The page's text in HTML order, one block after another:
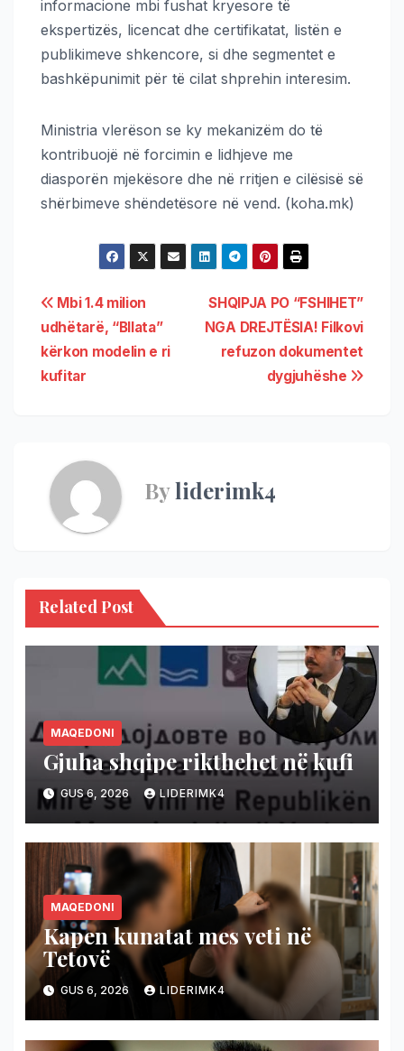
informacione mbi fushat kryesore të
ekspertizës, licencat dhe certifikatat, listën e
publikimeve shkencore, si dhe segmentet e
bashkëpunimit për të cilat shprehin interesim.
Ministria vlerëson se ky mekanizëm do të
kontribuojë në forcimin e lidhjeve me
diasporën mjekësore dhe në rritjen e cilësisë së
shërbimeve shëndetësore në vend. (koha.mk)
SHQIPJA PO “FSHIHET”
NGA DREJTËSIA! Filkovi
refuzon dokumentet
dygjuhëshe
Mbi 1.4 milion
udhëtarë, “Bllata”
kërkon modelin e ri
kufitar
Byliderimk4
Related Post
MAQEDONI
Gjuha shqipe rikthehet në kufi
GUS 6, 2026 LIDERIMK4
MAQEDONI
Kapen kunatat mes veti në
Tetovë
GUS 6, 2026 LIDERIMK4